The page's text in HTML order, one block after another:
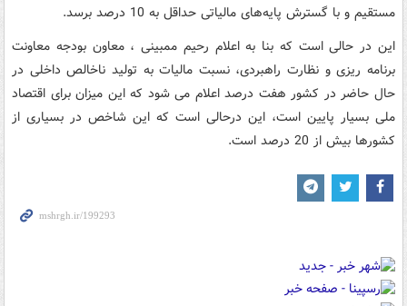
مستقیم و با گسترش پایه‌های مالیاتی حداقل به 10 درصد برسد.
این در حالی است که بنا به اعلام رحیم ممبینی ، معاون بودجه معاونت
برنامه ریزی و نظارت راهبردی، نسبت مالیات به تولید ناخالص داخلی در
حال حاضر در کشور هفت درصد اعلام می شود که این میزان برای اقتصاد
ملی بسیار پایین است، این درحالی است که این شاخص در بسیاری از
کشورها بیش از 20 درصد است.